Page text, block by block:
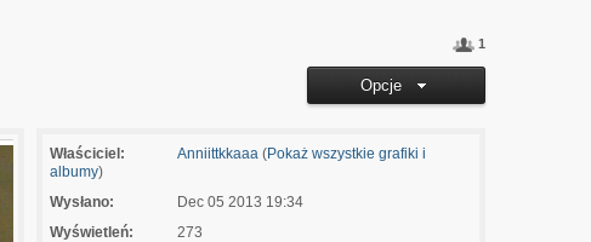
1
Opcje
Właściciel: Anniittkkaaa(Pokaż wszystkie grafiki i
albumy)
Wysłano:
Dec 05 2013 19:34
Wyświetleń:
273